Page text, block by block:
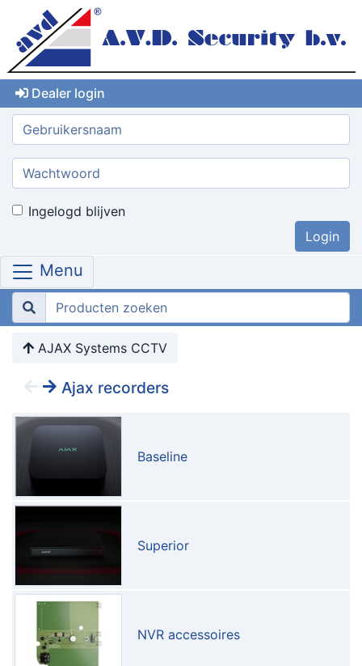
Dealer login
Gebruikersnaam:
Wachtwoord:
Ingelogd blijven
Menu
AJAX Systems CCTV
Ajax recorders
Baseline
Superior
NVR accessoires